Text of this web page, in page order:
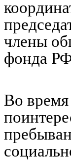
члены
фонда
Во